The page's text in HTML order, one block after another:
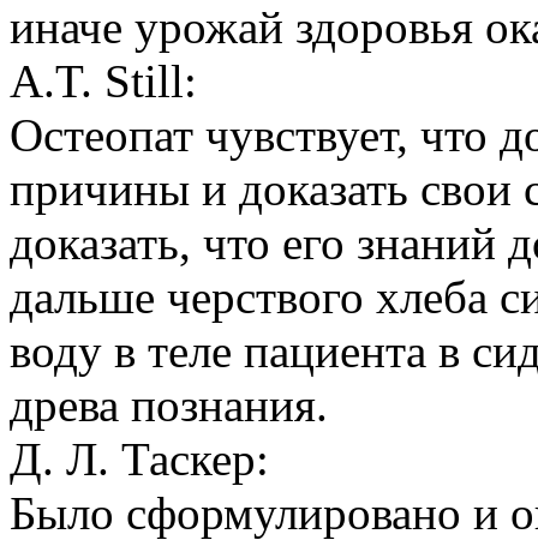
иначе урожай здоровья
A.T. Still:
Остеопат чувствует, что
причины и доказать свои
доказать, что его знаний
дальше черствого хлеба
воду в теле пациента в
древа познания.
Д. Л. Таскер:
Было сформулировано и